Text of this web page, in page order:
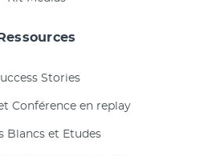
Ressources
Stories
Conférence en replay
Blancs et Etudes